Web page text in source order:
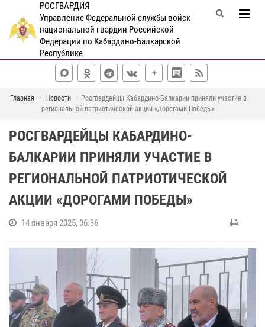
РОСГВАРДИЯ
Управление Федеральной службы войск
национальной гвардии Российской
Федерации по Кабардино-Балкарской
Республике
Главная Новости
Росгвардейцы Кабардино-Балкарии приняли участие в
региональной патриотической акции «Дорогами Победы»
РОСГВАРДЕЙЦЫ КАБАРДИНО-
БАЛКАРИИ ПРИНЯЛИ УЧАСТИЕ В
РЕГИОНАЛЬНОЙ ПАТРИОТИЧЕСКОЙ
АКЦИИ «ДОРОГАМИ ПОБЕДЫ»
14 января 2025, 06:36